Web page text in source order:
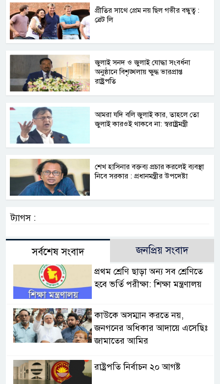
প্রীতির সাথে প্রেম নয় ছিল গভীর বন্ধুত্ব :
ব্রেট লি
জুলাই সনদ ও জুলাই যোদ্ধা সংবর্ধনা
অনুষ্ঠানে বিশৃঙ্খলায় ক্ষুদ্ধ ভারপ্রাপ্ত
রাষ্ট্রপতি
আমরা যদি বলি জুলাই কার, তাহলে তো
জুলাই কারওই থাকবে না: স্বরাষ্ট্রমন্ত্রী
শেখ হাসিনার বক্তব্য প্রচার করলেই ব্যবস্থা
নিবে সরকার : প্রধানমন্ত্রীর উপদেষ্টা
ট্যাগস :
সর্বশেষ সংবাদ জনপ্রিয় সংবাদ
প্রথম শ্রেণি ছাড়া অন্য সব শ্রেণিতে
হবে ভর্তি পরীক্ষা: শিক্ষা মন্ত্রণালয়
কাউকে অসম্মান করতে নয়,
জনগনের অধিকার আদায়ে এসেছিঃ
জামাতের আমির
রাষ্ট্রপতি নির্বাচন ২০ আগষ্ট